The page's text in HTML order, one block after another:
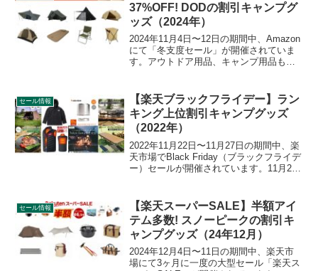
37%OFF! DODの割引キャンプグ
ッズ（2024年）
2024年11月4日〜12日の期間中、Amazon
にて「冬支度セール」が開催されていま
す。アウトドア用品、キャンプ用品もセ
購入できます。詳細をレビューします。
セール情報
【楽天ブラックフライデー】ラン
キング上位割引キャンプグッズ
（2022年）
2022年11月22日〜11月27日の期間中、楽
天市場でBlack Friday（ブラックフライデ
ー）セールが開催されています。11月23
します。
セール情報
【楽天スーパーSALE】半額アイ
テム多数! スノーピークの割引キ
ャンプグッズ（24年12月）
2024年12月4日〜11日の期間中、楽天市
場にて3ヶ月に一度の大型セール「楽天ス